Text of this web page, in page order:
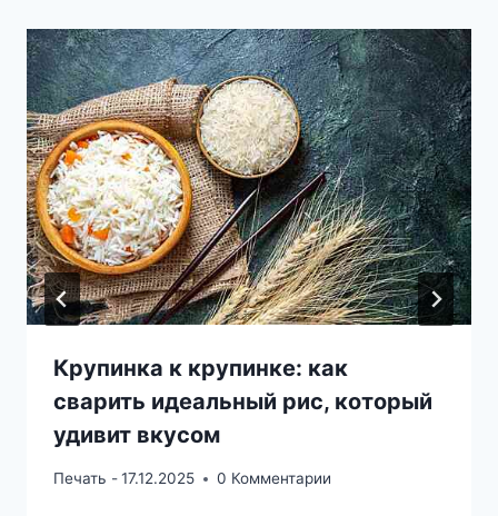
Крупинка к крупинке: как
сварить идеальный рис, который
удивит вкусом
Печать -17.12.2025 0 Комментарии